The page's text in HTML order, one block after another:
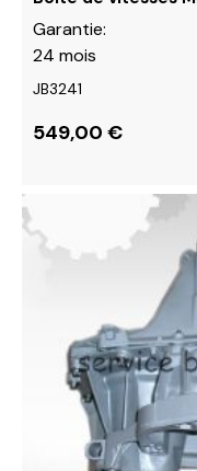
Garantie:
24 mois
JB3241
549,00 €
Ce
produit
options
peuvent
choisies